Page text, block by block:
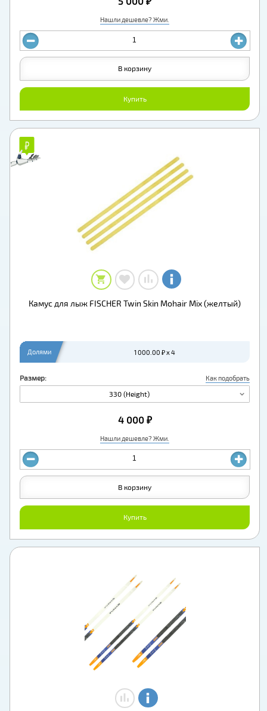
Нашли дешевле? Жми.
Купить
В корзину
₽
₽
Камус для лыж FISCHER Twin Skin Mohair Mix (желтый)
Долями 1 000.00 ₽ x 4
Размер: Как подобрать
330 (Height)
Нашли дешевле? Жми.
4 000 ₽
Купить
В корзину